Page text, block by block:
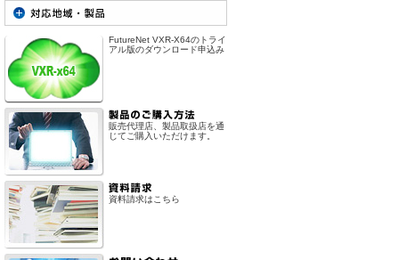
FutureNet VXR-X64のトライ
アル版のダウンロード申込み
販売代理店、製品取扱店を通
じてご購入いただけます。
資料請求はこちら